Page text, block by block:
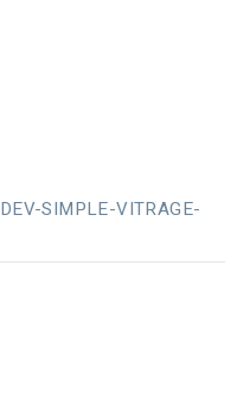
DEV-SIMPLE-VITRAGE-